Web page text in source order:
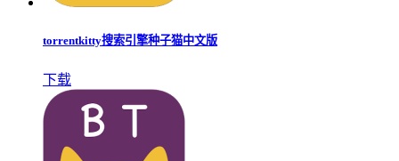
torrentkitty搜索引擎种子猫中文版
下载